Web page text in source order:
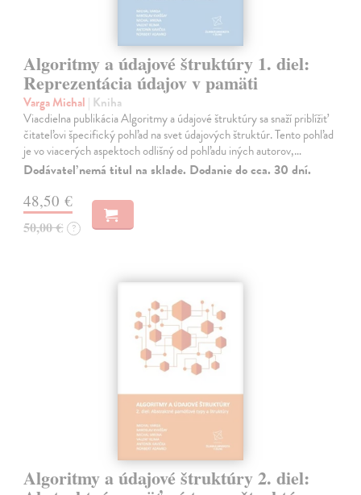
Algoritmy a údajové štruktúry 1. diel:
Reprezentácia údajov v pamäti
Varga Michal | Kniha
Viacdielna publikácia Algoritmy a údajové štruktúry sa snaží priblížiť
čitateľovi špecifický pohľad na svet údajových štruktúr. Tento pohľad
je vo viacerých aspektoch odlišný od pohľadu iných autorov,…
Dodávateľ nemá titul na sklade. Dodanie do cca. 30 dní.
48,50 €
50,00 € ?
Algoritmy a údajové štruktúry 2. diel: